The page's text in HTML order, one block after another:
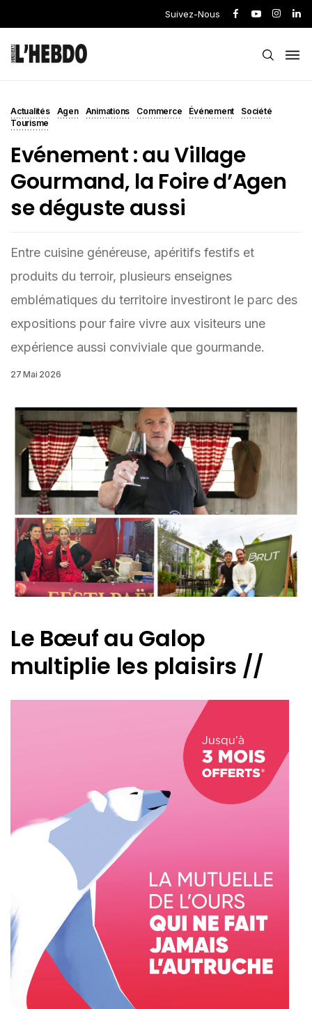
Suivez-Nous
Actualités Agen Animations Commerce Événement
Société
Tourisme
Evénement : au Village
Gourmand, la Foire d’Agen
se déguste aussi
Entre cuisine généreuse, apéritifs festifs et
produits du terroir, plusieurs enseignes
emblématiques du territoire investiront le parc des
expositions pour faire vivre aux visiteurs une
expérience aussi conviviale que gourmande.
27 Mai 2026
Le Bœuf au Galop
multiplie les plaisirs //